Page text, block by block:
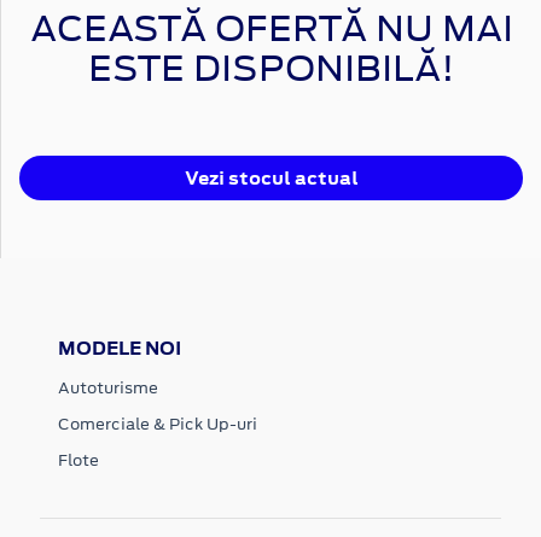
ACEASTĂ OFERTĂ NU MAI
ESTE DISPONIBILĂ!
Vezi stocul actual
MODELE NOI
Autoturisme
Comerciale & Pick Up-uri
Flote